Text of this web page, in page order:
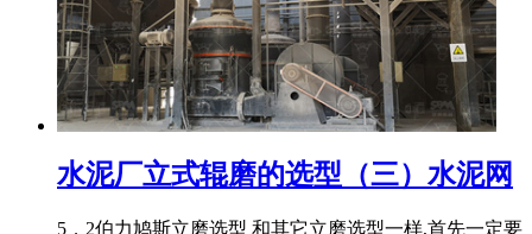
水泥厂立式辊磨的选型（三）水泥网
5．2伯力鸠斯立磨选型 和其它立磨选型一样,首先一定要